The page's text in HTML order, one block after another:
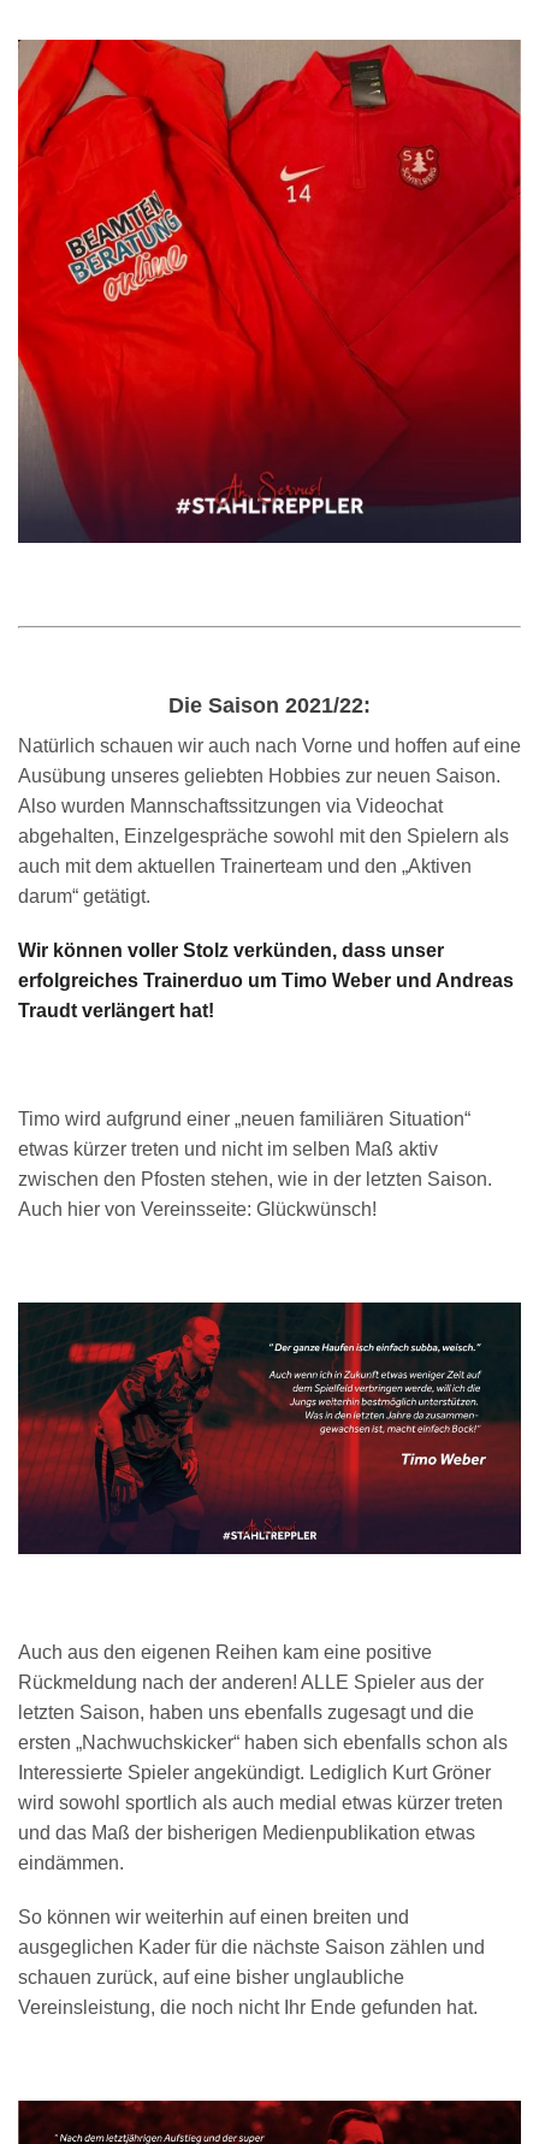
Die Saison 2021/22:
Natürlich schauen wir auch nach Vorne und hoffen auf eine
Ausübung unseres geliebten Hobbies zur neuen Saison.
Also wurden Mannschaftssitzungen via Videochat
abgehalten, Einzelgespräche sowohl mit den Spielern als
auch mit dem aktuellen Trainerteam und den „Aktiven
darum“ getätigt.
Wir können voller Stolz verkünden, dass unser
erfolgreiches Trainerduo um Timo Weber und Andreas
Traudt verlängert hat!
Timo wird aufgrund einer „neuen familiären Situation“
etwas kürzer treten und nicht im selben Maß aktiv
zwischen den Pfosten stehen, wie in der letzten Saison.
Auch hier von Vereinsseite: Glückwünsch!
Auch aus den eigenen Reihen kam eine positive
Rückmeldung nach der anderen! ALLE Spieler aus der
letzten Saison, haben uns ebenfalls zugesagt und die
ersten „Nachwuchskicker“ haben sich ebenfalls schon als
Interessierte Spieler angekündigt. Lediglich Kurt Gröner
wird sowohl sportlich als auch medial etwas kürzer treten
und das Maß der bisherigen Medienpublikation etwas
eindämmen.
So können wir weiterhin auf einen breiten und
ausgeglichen Kader für die nächste Saison zählen und
schauen zurück, auf eine bisher unglaubliche
Vereinsleistung, die noch nicht Ihr Ende gefunden hat.